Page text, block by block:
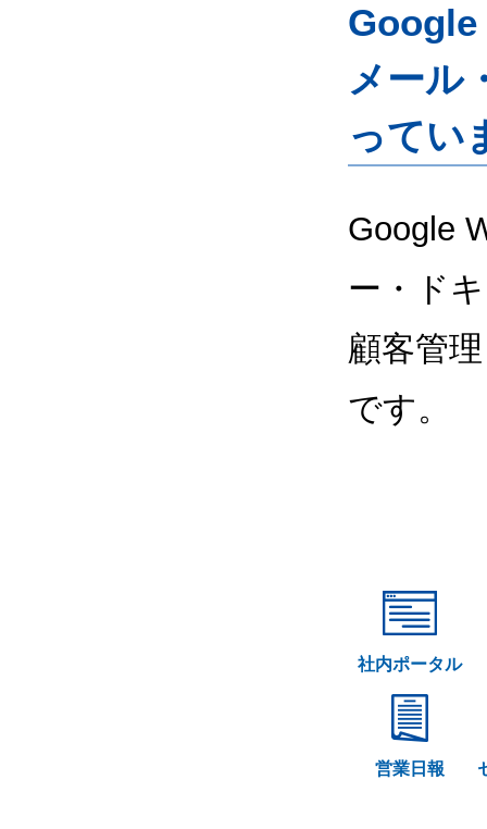
Google
メール
ってい
Google
ー・ド
顧客管
です。
社内ポータル
営業日報